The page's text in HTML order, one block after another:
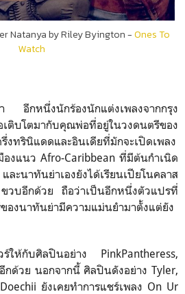
Natanya by Riley Byington -Ones To
Watch
กหนึ่งนักร้องนักแต่งเพลงจากกรุง
เติบโตมากับคุณพ่อที่อยู่ในวงดนตรีของ
ทรินิแดดและอินเดียที่มักจะเปิดเพลง
งแนว Afro-Caribbean ที่มีต้นกำเนิด
ละนาทันย่าเองยังได้เรียนเปียโนคลาส
วบอีกด้วย ถือว่าเป็นอีกหนึ่งตัวแปรที่
องนาทันย่ามีความแม่นยำมาตั้งแต่ยัง
ร์ให้กับศิลปินอย่าง PinkPantheress,
กด้วย นอกจากนี้ ศิลปินดังอย่าง Tyler,
ยังเคยทำการแชร์เพลง On Ur